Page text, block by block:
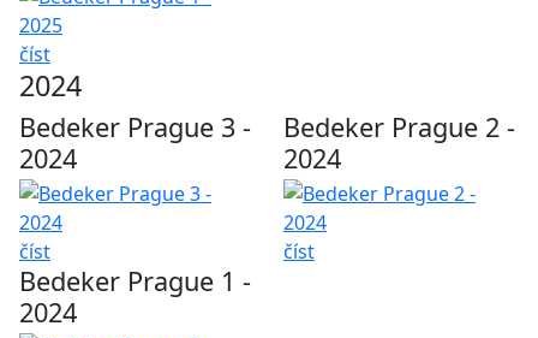
číst
2024
Bedeker Prague 3 -
2024
číst
Bedeker Prague 2 -
2024
číst
Bedeker Prague 1 -
2024